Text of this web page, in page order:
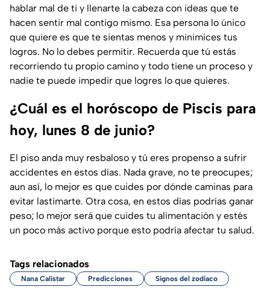
hablar mal de ti y llenarte la cabeza con ideas que te
hacen sentir mal contigo mismo. Esa persona lo único
que quiere es que te sientas menos y minimices tus
logros. No lo debes permitir. Recuerda que tú estás
recorriendo tu propio camino y todo tiene un proceso y
nadie te puede impedir que logres lo que quieres.
¿Cuál es el horóscopo de Piscis para
hoy, lunes 8 de junio?
El piso anda muy resbaloso y tú eres propenso a sufrir
accidentes en estos días. Nada grave, no te preocupes;
aun así, lo mejor es que cuides por dónde caminas para
evitar lastimarte. Otra cosa, en estos días podrías ganar
peso; lo mejor será que cuides tu alimentación y estés
un poco más activo porque esto podría afectar tu salud.
Tags relacionados
Nana Calistar Predicciones Signos del zodiaco